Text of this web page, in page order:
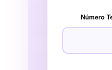
Número